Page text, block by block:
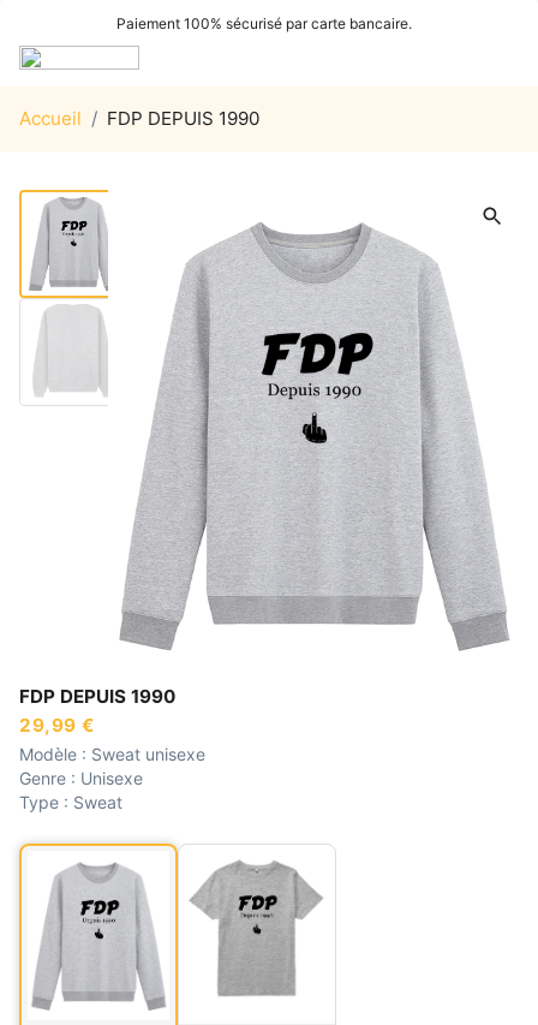
Paiement 100% sécurisé par carte bancaire.
Accueil / FDP DEPUIS 1990
FDP DEPUIS 1990
29,99 €
Modèle : Sweat unisexe
Genre : Unisexe
Type : Sweat